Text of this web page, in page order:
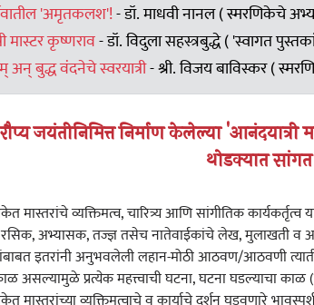
'अमृतकलश'!- डॉ. माधवी नानल ( स्मरणिकेचे
मास्टर कृष्णराव- डॉ. विदुला सहस्त्रबुद्धे ( 'स्वागत
अन् बुद्ध वंदनेचे स्वरयात्री- श्री. विजय बाविस्कर (
जयंतीनिमित्त निर्माण केलेल्या
थोडक्यात
मास्तरांचे व्यक्तिमत्व, चारित्र्य आणि सांगीतिक
अभ्यासक, तज्ज्ञ तसेच नातेवाईकांचे लेख, मुलाखती
इतरांनी अनुभवलेली लहान-मोठी आठवण/आठवणी
असल्यामुळे प्रत्येक महत्त्वाची घटना, घटना घडल्याचा